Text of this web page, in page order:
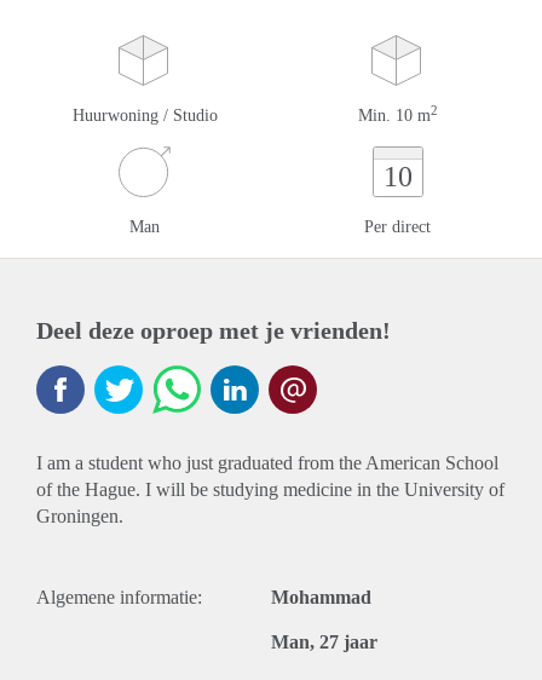
Huurwoning / Studio Min. 10 m2
Man
10
Per direct
Deel deze oproep met je vrienden!
I am a student who just graduated from the American School
of the Hague. I will be studying medicine in the University of
Groningen.
Algemene informatie: Mohammad
Man, 27 jaar